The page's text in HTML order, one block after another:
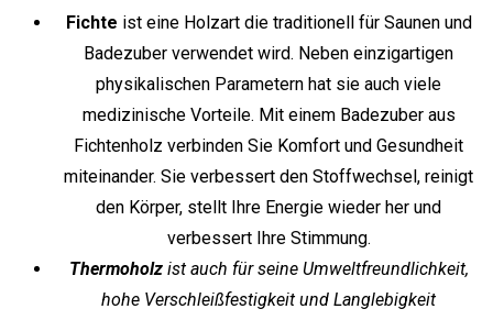
Fichte ist eine Holzart die traditionell für Saunen und
Badezuber verwendet wird. Neben einzigartigen
physikalischen Parametern hat sie auch viele
medizinische Vorteile. Mit einem Badezuber aus
Fichtenholz verbinden Sie Komfort und Gesundheit
miteinander. Sie verbessert den Stoffwechsel, reinigt
den Körper, stellt Ihre Energie wieder her und
verbessert Ihre Stimmung.
Thermoholz ist auch für seine Umweltfreundlichkeit,
hohe Verschleißfestigkeit und Langlebigkeit